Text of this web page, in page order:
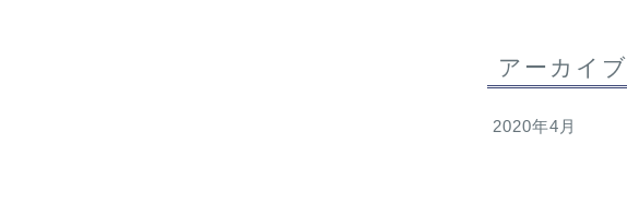
アーカイブ
2020年4月